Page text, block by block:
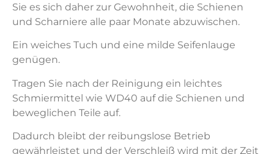
Sie es sich daher zur Gewohnheit, die Schienen
und Scharniere alle paar Monate abzuwischen.
Ein weiches Tuch und eine milde Seifenlauge
genügen.
Tragen Sie nach der Reinigung ein leichtes
Schmiermittel wie WD40 auf die Schienen und
beweglichen Teile auf.
Dadurch bleibt der reibungslose Betrieb
gewährleistet und der Verschleiß wird mit der Zeit